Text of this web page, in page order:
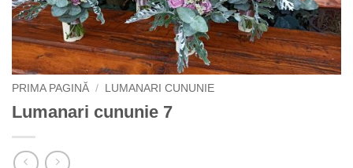
PRIMA PAGINĂ / LUMANARI CUNUNIE
Lumanari cununie 7